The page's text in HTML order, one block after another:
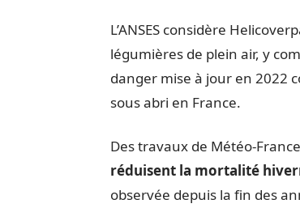
L’ANSES considère
légumières de plein air, y
danger mise à jour en 2022
sous abri en France.
Des travaux de Météo-
réduisent la mortalité
observée depuis la fin des